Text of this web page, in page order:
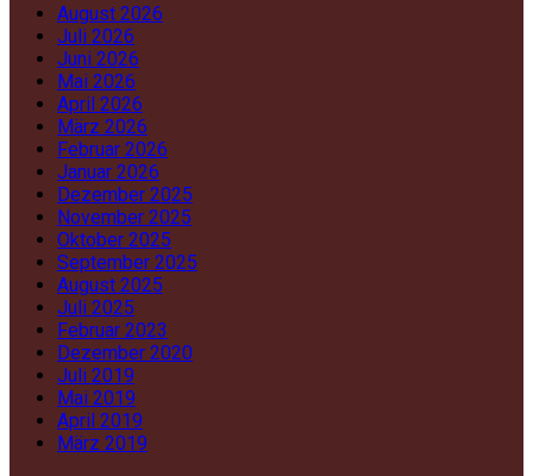
August 2026
Juli 2026
Juni 2026
Mai 2026
April 2026
März 2026
Februar 2026
Januar 2026
Dezember 2025
November 2025
Oktober 2025
September 2025
August 2025
Juli 2025
Februar 2023
Dezember 2020
Juli 2019
Mai 2019
April 2019
März 2019